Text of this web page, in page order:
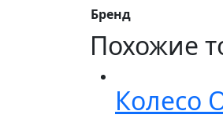
Бренд
Похожие
Колесо